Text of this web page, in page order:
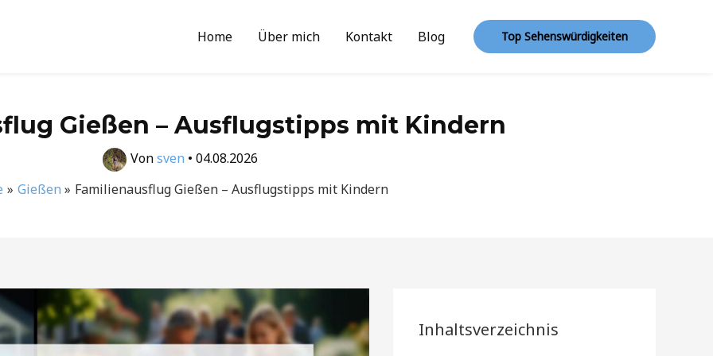
Home Über mich Kontakt Blog Top Sehenswürdigkeiten
Gießen – Ausflugstipps mit Kindern
Vonsven • 04.08.2026
Gießen Familienausflug Gießen – Ausflugstipps mit Kindern
Inhaltsverzeichnis